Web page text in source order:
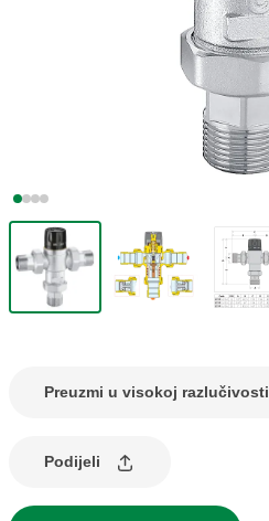
Preuzmi u visokoj razlučivosti
Podijeli